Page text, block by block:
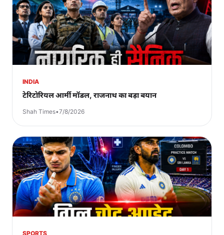
INDIA
टेरिटोरियल आर्मी मॉडल, राजनाथ का बड़ा बयान
Shah Times•7/8/2026
SPORTS